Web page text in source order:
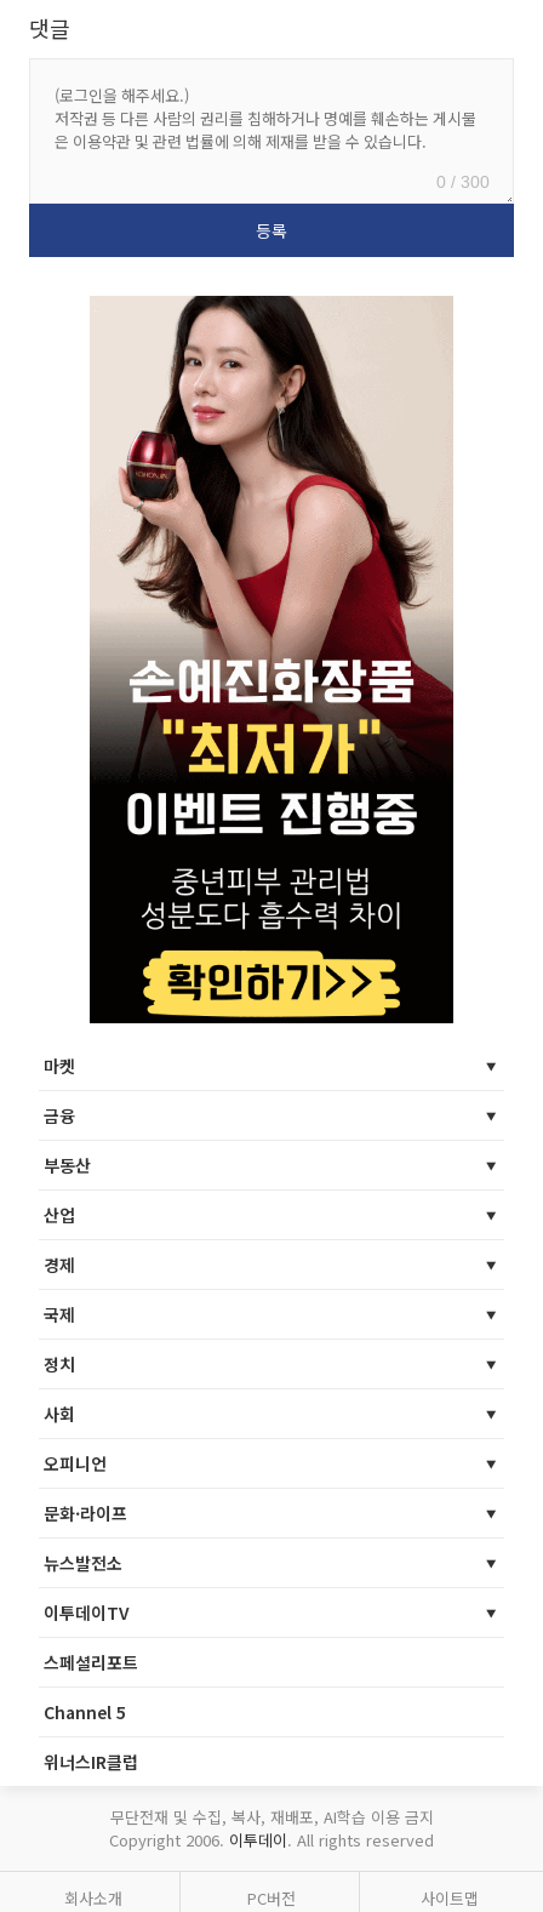
댓글
0 / 300
마켓
금융
부동산
산업
경제
국제
정치
사회
오피니언
문화·라이프
뉴스발전소
이투데이TV
스페셜리포트
Channel 5
위너스IR클럽
무단전재 및 수집, 복사, 재배포, AI학습 이용 금지
Copyright 2006. 이투데이. All rights reserved
회사소개 PC버전 사이트맵